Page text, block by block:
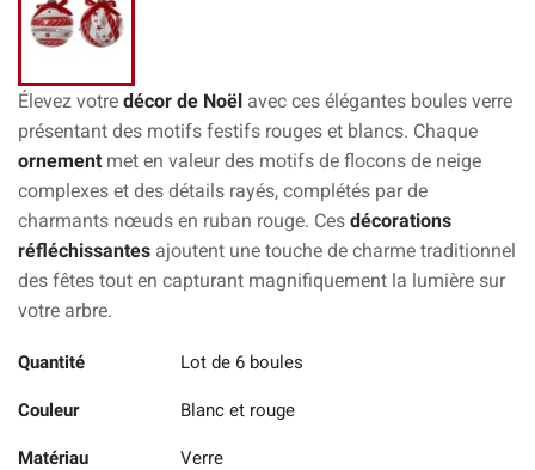
Élevez votre décor de Noël avec ces élégantes boules verre
présentant des motifs festifs rouges et blancs. Chaque
ornement met en valeur des motifs de flocons de neige
complexes et des détails rayés, complétés par de
charmants nœuds en ruban rouge. Ces décorations
réfléchissantes ajoutent une touche de charme traditionnel
des fêtes tout en capturant magnifiquement la lumière sur
votre arbre.
Quantité Lot de 6 boules
Couleur Blanc et rouge
Matériau Verre